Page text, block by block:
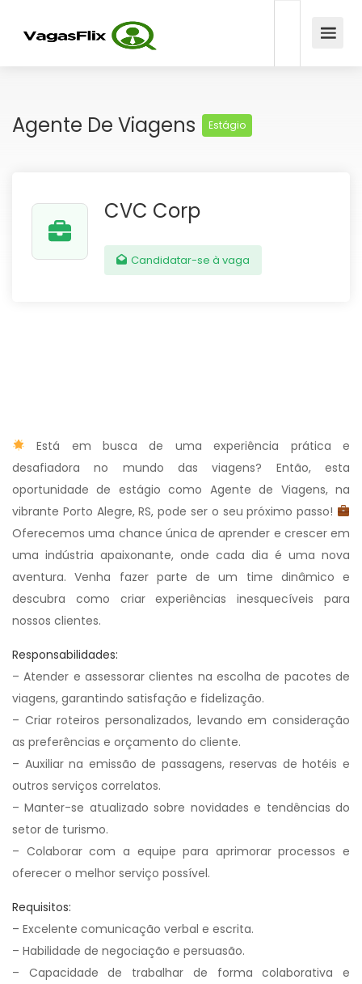
Agente De Viagens Estágio
CVC Corp
Candidatar-se à vaga
Está em busca de uma experiência prática e
desafiadora no mundo das viagens? Então, esta
oportunidade de estágio como Agente de Viagens, na
vibrante Porto Alegre, RS, pode ser o seu próximo passo!
Oferecemos uma chance única de aprender e crescer em
uma indústria apaixonante, onde cada dia é uma nova
aventura. Venha fazer parte de um time dinâmico e
descubra como criar experiências inesquecíveis para
nossos clientes.
Responsabilidades:
– Atender e assessorar clientes na escolha de pacotes de
viagens, garantindo satisfação e fidelização.
– Criar roteiros personalizados, levando em consideração
as preferências e orçamento do cliente.
– Auxiliar na emissão de passagens, reservas de hotéis e
outros serviços correlatos.
– Manter-se atualizado sobre novidades e tendências do
setor de turismo.
– Colaborar com a equipe para aprimorar processos e
oferecer o melhor serviço possível.
Requisitos:
– Excelente comunicação verbal e escrita.
– Habilidade de negociação e persuasão.
– Capacidade de trabalhar de forma colaborativa e